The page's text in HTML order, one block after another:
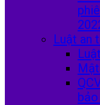
Luật an